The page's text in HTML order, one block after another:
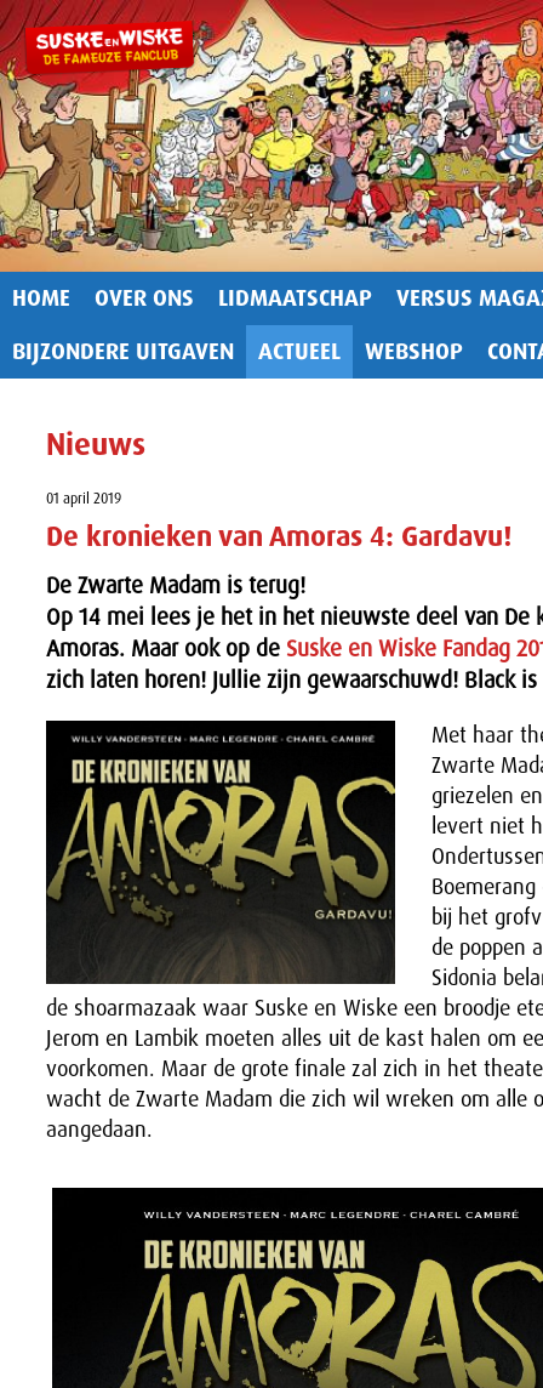
HOME OVER ONS LIDMAATSCHAP
VERSUS
BIJZONDERE UITGAVEN
ACTUEEL WEBSHOP
Nieuws
01 april 2019
De kronieken van Amoras 4: Gardavu!
De Zwarte Madam is terug!
Op 14 mei lees je het in het nieuwste deel van De
Amoras. Maar ook op de Suske en Wiske Fandag
zich laten horen! Jullie zijn gewaarschuwd! Black is
Met haar
Zwarte
griezelen
levert niet
bij het
de poppen
Sidonia
de shoarmazaak waar Suske en Wiske een broodje
Jerom en Lambik moeten alles uit de kast halen om
voorkomen. Maar de grote finale zal zich in het
wacht de Zwarte Madam die zich wil wreken om alle
aangedaan.